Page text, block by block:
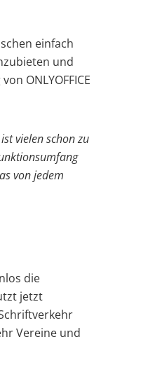
einfach
und
ONLYOFFICE
vielen schon zu
von jedem
die
jetzt
Vereine und